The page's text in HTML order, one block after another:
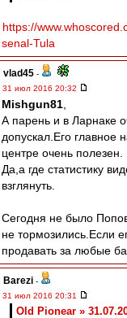
https://
senal-Tula
vlad45 -
31 июл 2016 20:32
Mishgun81
А парень и в Ларнаке
допускал.Его главное
центре очень полезен.
Да,а где статистику
взглянуть.
Сегодня не было
не тормозились.Если
продавать за любые
Barezi -
31 июл 2016 20:31
Old Pionear »